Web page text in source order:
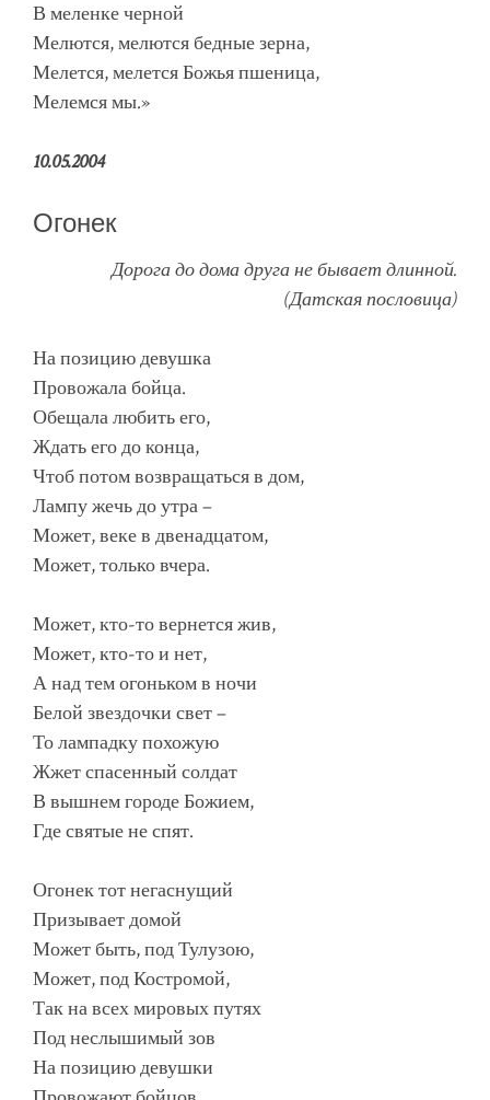
В меленке черной
Мелются, мелются бедные зерна,
Мелется, мелется Божья пшеница,
Мелемся мы.»
10.05.2004
Огонек
Дорога до дома друга не бывает длинной.
(Датская пословица)
На позицию девушка
Провожала бойца.
Обещала любить его,
Ждать его до конца,
Чтоб потом возвращаться в дом,
Лампу жечь до утра –
Может, веке в двенадцатом,
Может, только вчера.
Может, кто-то вернется жив,
Может, кто-то и нет,
А над тем огоньком в ночи
Белой звездочки свет –
То лампадку похожую
Жжет спасенный солдат
В вышнем городе Божием,
Где святые не спят.
Огонек тот негаснущий
Призывает домой
Может быть, под Тулузою,
Может, под Костромой,
Так на всех мировых путях
Под неслышимый зов
На позицию девушки